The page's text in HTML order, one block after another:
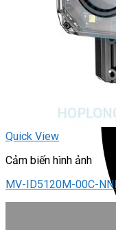
Quick View
Cảm biến hình ảnh
MV-ID5120M-00C-